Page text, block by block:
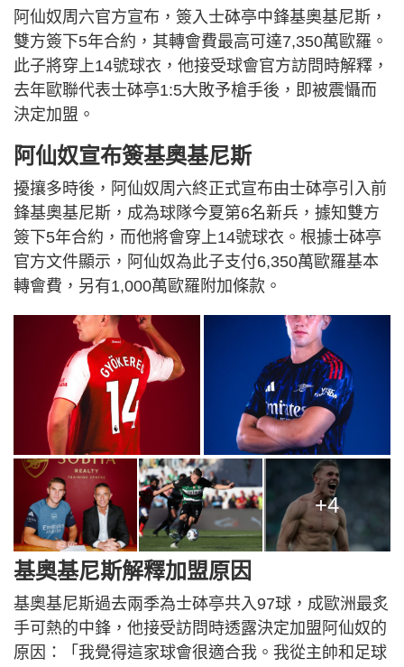
阿仙奴周六官方宣布，簽入士砵亭中鋒基奧基尼斯，
雙方簽下5年合約，其轉會費最高可達7,350萬歐羅。
此子將穿上14號球衣，他接受球會官方訪問時解釋，
去年歐聯代表士砵亭1:5大敗予槍手後，即被震懾而
決定加盟。
阿仙奴宣布簽基奧基尼斯
擾攘多時後，阿仙奴周六終正式宣布由士砵亭引入前
鋒基奧基尼斯，成為球隊今夏第6名新兵，據知雙方
簽下5年合約，而他將會穿上14號球衣。根據士砵亭
官方文件顯示，阿仙奴為此子支付6,350萬歐羅基本
轉會費，另有1,000萬歐羅附加條款。
+4
基奧基尼斯解釋加盟原因
基奧基尼斯過去兩季為士砵亭共入97球，成歐洲最炙
手可熱的中鋒，他接受訪問時透露決定加盟阿仙奴的
原因：「我覺得這家球會很適合我。我從主帥和足球